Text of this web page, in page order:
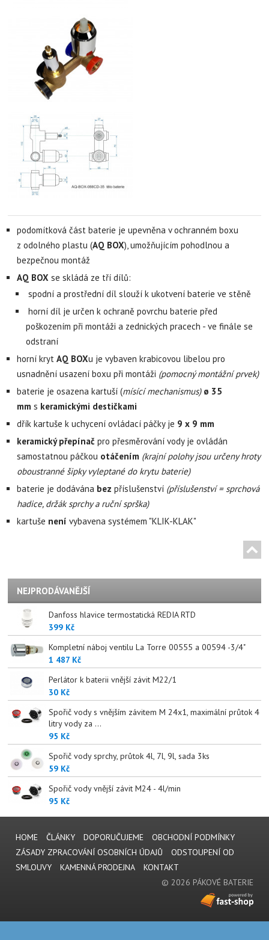
podomítková část baterie je upevněna v ochranném boxu
z odolného plastu (AQ BOX), umožňujícím pohodlnou a
bezpečnou montáž
AQ BOX se skládá ze tří dílů:
spodní a prostřední díl slouží k ukotvení baterie ve stěně
horní díl je určen k ochraně povrchu baterie před
poškozením při montáži a zednických pracech - ve finále se
odstraní
horní kryt AQ BOXu je vybaven krabicovou libelou pro
usnadnění usazení boxu při montáži (pomocný montážní prvek)
baterie je osazena kartuší (mísící mechanismus) ø 35
mm s keramickými destičkami
dřík kartuše k uchycení ovládací páčky je 9 x 9 mm
keramický přepínač pro přesměrování vody je ovládán
samostatnou páčkou otáčením (krajní polohy jsou určeny hroty
oboustranné šipky vyleptané do krytu baterie)
baterie je dodávána bez příslušenství (příslušenství = sprchová
hadice, držák sprchy a ruční sprška)
kartuše není vybavena systémem "KLIK-KLAK"
NEJPRODÁVANĚJŠÍ
Danfoss hlavice termostatická REDIA RTD
399 Kč
Kompletní náboj ventilu La Torre 00555 a 00594 -3/4"
1 487 Kč
Perlátor k baterii vnější závit M22/1
30 Kč
Spořič vody s vnějším závitem M 24x1, maximální průtok 4
litry vody za ...
95 Kč
Spořič vody sprchy, průtok 4l, 7l, 9l, sada 3ks
59 Kč
Spořič vody vnější závit M24 - 4l/min
95 Kč
HOME ČLÁNKY DOPORUČUJEME
OBCHODNÍ PODMÍNKY
ZÁSADY ZPRACOVÁNÍ OSOBNÍCH ÚDAJŮ
ODSTOUPENÍ OD
SMLOUVY
KAMENNÁ PRODEJNA
KONTAKT
© 2026 PÁKOVÉ BATERIE